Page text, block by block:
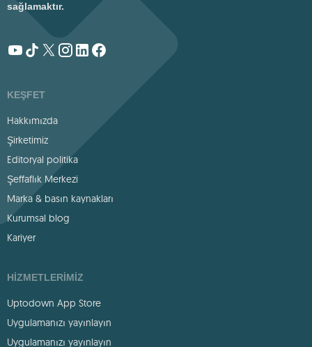
sağlamaktır.
KEŞFET
Hakkımızda
Şirketimiz
Editoryal politika
Şeffaflık Merkezi
Marka & basın kaynakları
Kurumsal blog
Kariyer
HIZMETLERIMIZ
Uptodown App Store
Uygulamanızı yayınlayın
Uygulamanızı yayınlayın